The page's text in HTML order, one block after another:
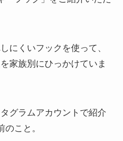
にくいフックを使って、
家族別にひっかけていま
グラムアカウントで紹介
のこと。